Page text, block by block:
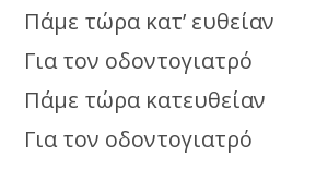
Πάμε τώρα κατ’ ευθείαν
Για τον οδοντογιατρό
Πάμε τώρα κατευθείαν
Για τον οδοντογιατρό